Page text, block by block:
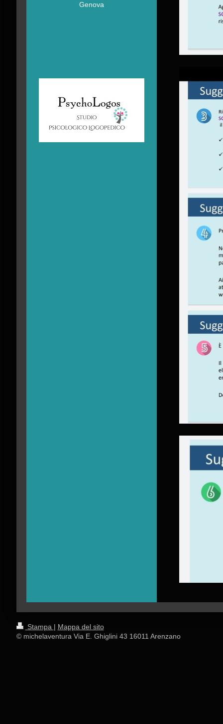
Genova
Stampa | Mappa del sito
© michelaventura Via E. Ghiglini 43 16011 Arenzano